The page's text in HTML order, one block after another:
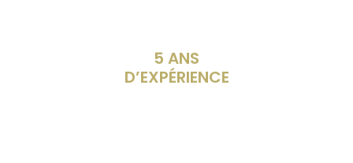
5 ANS
D’EXPÉRIENCE